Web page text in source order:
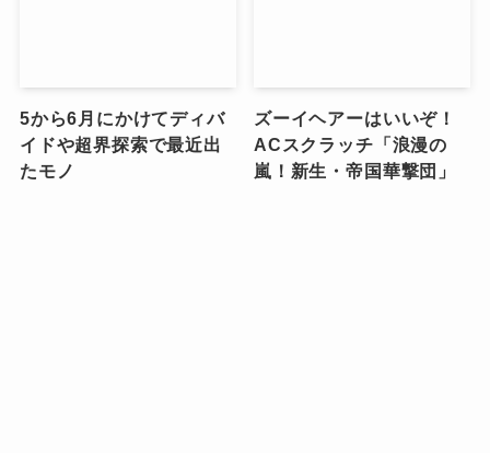
5から6月にかけてディバ
イドや超界探索で最近出
たモノ
ズーイヘアーはいいぞ！
ACスクラッチ「浪漫の
嵐！新生・帝国華撃団」